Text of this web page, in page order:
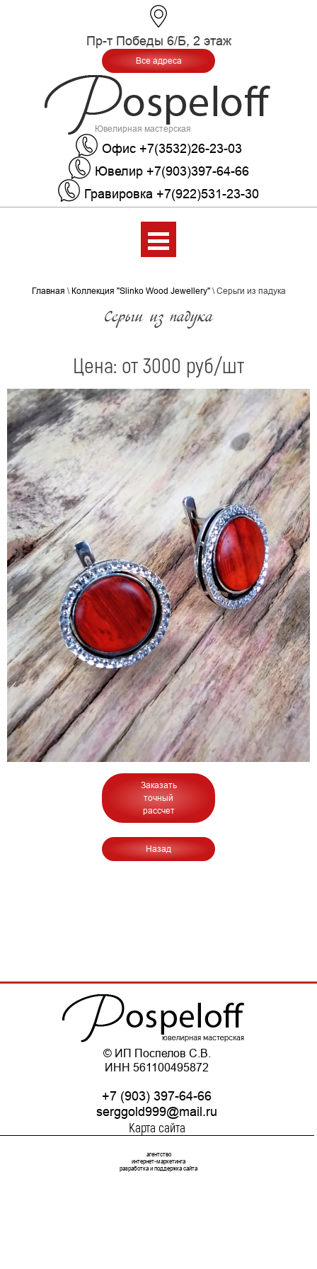
Пр-т Победы 6/Б, 2 этаж
Все адреса
Ювелирная мастерская
Офис +7(3532)26-23-03
Ювелир +7(903)397-64-66
Гравировка +7(922)531-23-30
Главная \ Коллекция "Slinko Wood Jewellery"\Серьги из падука
Серьги из падука
Цена: от3000 руб/шт
Заказать
точный
рассчет
Назад
© ИП Поспелов С.В.
ИНН 561100495872
+7 (903) 397-64-66
serggold999@mail.ru
Карта сайта
агентство
интернет-маркетинга
разработка и поддержка сайта